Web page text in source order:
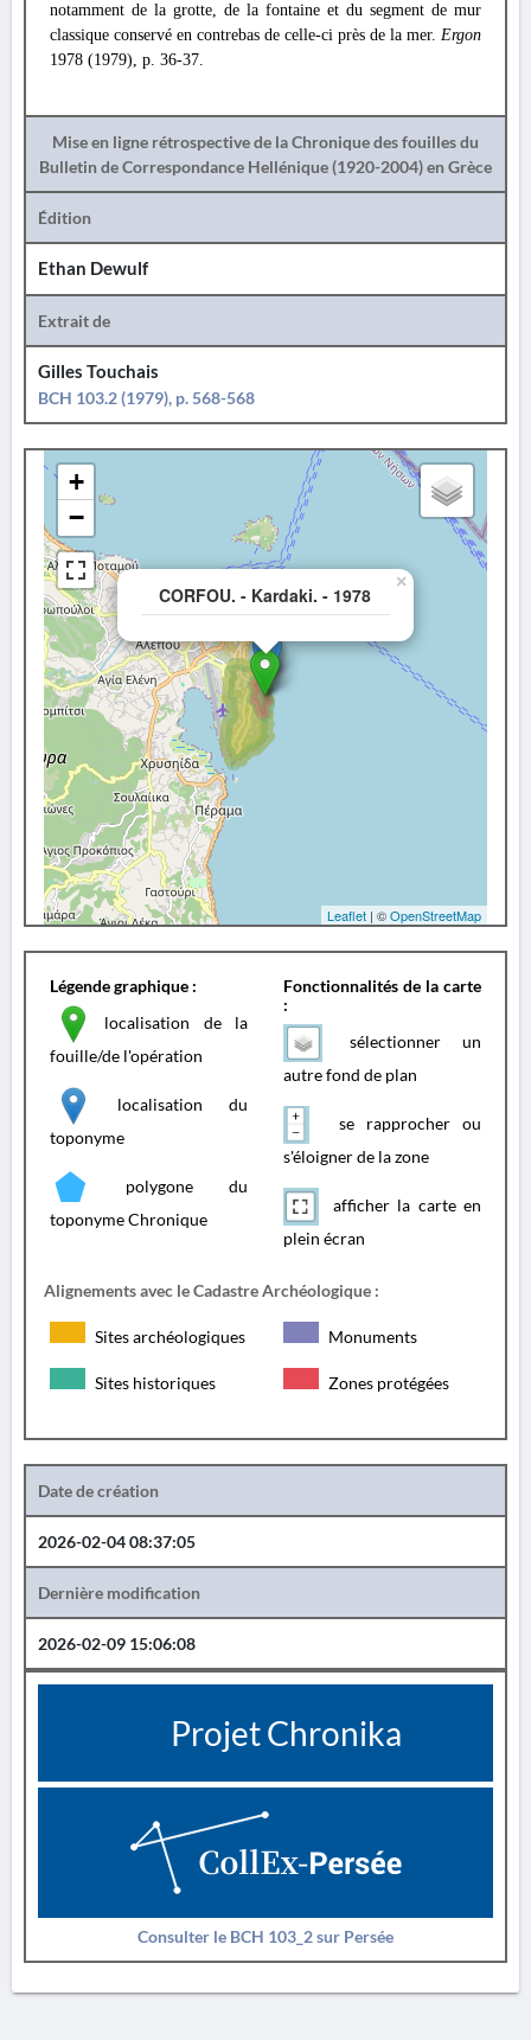
notamment de la grotte, de la fontaine et du segment de mur
classique conservé en contrebas de celle-ci près de la mer. Ergon
1978 (1979), p. 36-37.
Mise en ligne rétrospective de la Chronique des fouilles du
Bulletin de Correspondance Hellénique (1920-2004) en Grèce
Édition
Ethan Dewulf
Extrait de
Gilles Touchais
BCH 103.2 (1979), p. 568-568
CORFOU. - Kardaki. - 1978
×
+
−
Leaflet | ©OpenStreetMap
Légende graphique :
localisation de la
fouille/de l'opération
localisation du
toponyme
polygone du
toponyme Chronique
Fonctionnalités de la carte
:
sélectionner un
autre fond de plan
se rapprocher ou
s'éloigner de la zone
afficher la carte en
plein écran
Alignements avec le Cadastre Archéologique :
Sites archéologiques Monuments
Sites historiques Zones protégées
Date de création
2026-02-04 08:37:05
Dernière modification
2026-02-09 15:06:08
Projet Chronika
Consulter le BCH 103_2 sur Persée